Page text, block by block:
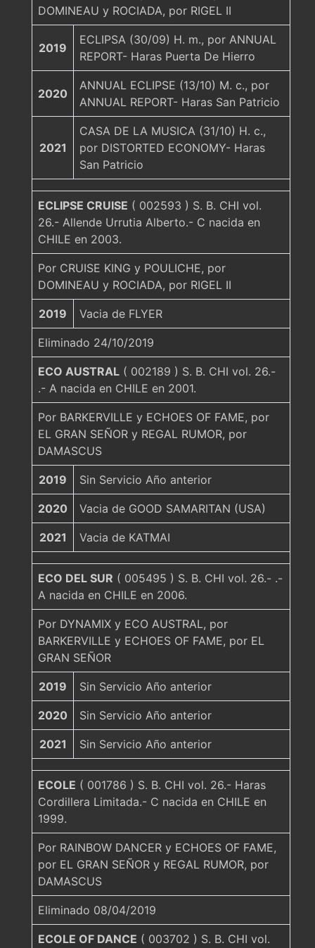
DOMINEAU y ROCIADA, por RIGEL II
2019
ECLIPSA (30/09) H. m., por ANNUAL
REPORT- Haras Puerta De Hierro
2020
ANNUAL ECLIPSE (13/10) M. c., por
ANNUAL REPORT- Haras San Patricio
2021
CASA DE LA MUSICA (31/10) H. c.,
por DISTORTED ECONOMY- Haras
San Patricio
ECLIPSE CRUISE ( 002593 ) S. B. CHI vol.
26.- Allende Urrutia Alberto.- C nacida en
CHILE en 2003.
Por CRUISE KING y POULICHE, por
DOMINEAU y ROCIADA, por RIGEL II
2019 Vacia de FLYER
Eliminado 24/10/2019
ECO AUSTRAL ( 002189 ) S. B. CHI vol. 26.-
.- A nacida en CHILE en 2001.
Por BARKERVILLE y ECHOES OF FAME, por
EL GRAN SEÑOR y REGAL RUMOR, por
DAMASCUS
2019 Sin Servicio Año anterior
2020 Vacia de GOOD SAMARITAN (USA)
2021 Vacia de KATMAI
ECO DEL SUR ( 005495 ) S. B. CHI vol. 26.- .-
A nacida en CHILE en 2006.
Por DYNAMIX y ECO AUSTRAL, por
BARKERVILLE y ECHOES OF FAME, por EL
GRAN SEÑOR
2019 Sin Servicio Año anterior
2020 Sin Servicio Año anterior
2021 Sin Servicio Año anterior
ECOLE ( 001786 ) S. B. CHI vol. 26.- Haras
Cordillera Limitada.- C nacida en CHILE en
1999.
Por RAINBOW DANCER y ECHOES OF FAME,
por EL GRAN SEÑOR y REGAL RUMOR, por
DAMASCUS
Eliminado 08/04/2019
ECOLE OF DANCE ( 003702 ) S. B. CHI vol.